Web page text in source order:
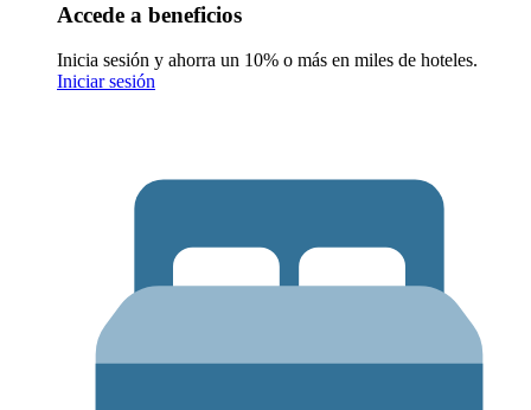
Accede a beneficios
Inicia sesión y ahorra un 10% o más en miles de hoteles.
Iniciar sesión